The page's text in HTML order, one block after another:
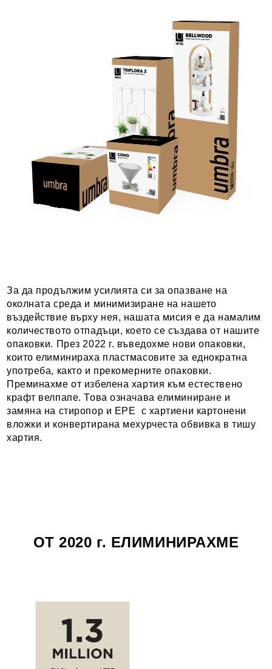
За да продължим усилията си за опазване на
околната среда и минимизиране на нашето
въздействие върху нея, нашата мисия е да намалим
количеството отпадъци, което се създава от нашите
опаковки. През 2022 г. въведохме нови опаковки,
които елиминираха пластмасовите за еднократна
употреба, както и прекомерните опаковки.
Преминахме от избелена хартия към естествено
крафт велпапе. Това означава елиминиране и
замяна на стиропор и EPE с хартиени картонени
вложки и конвертирана мехурчеста обвивка в тишу
хартия.
ОТ 2020 г. ЕЛИМИНИРАХМЕ